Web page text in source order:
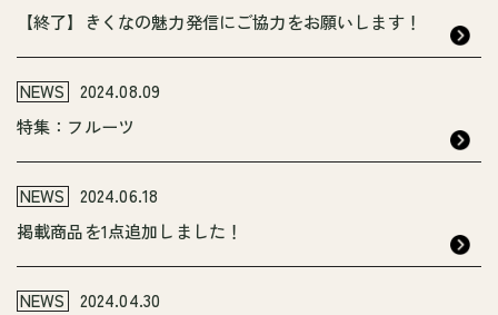
【終了】きくなの魅力発信にご協力をお願いします！
NEWS
2024.08.09
特集：フルーツ
NEWS
2024.06.18
掲載商品を1点追加しました！
NEWS
2024.04.30